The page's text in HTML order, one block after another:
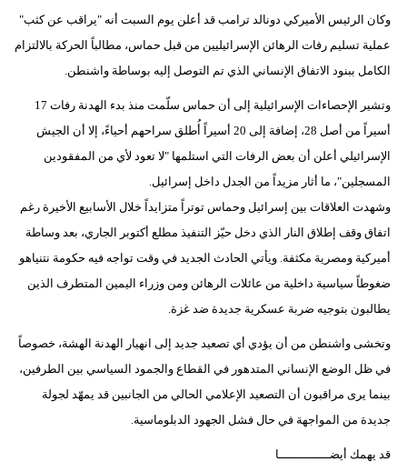
وكان الرئيس الأميركي دونالد ترامب قد أعلن يوم السبت أنه "يراقب عن كثب"
عملية تسليم رفات الرهائن الإسرائيليين من قبل حماس، مطالباً الحركة بالالتزام
الكامل ببنود الاتفاق الإنساني الذي تم التوصل إليه بوساطة واشنطن.
وتشير الإحصاءات الإسرائيلية إلى أن حماس سلّمت منذ بدء الهدنة رفات 17
أسيراً من أصل 28، إضافة إلى 20 أسيراً أُطلق سراحهم أحياءً، إلا أن الجيش
الإسرائيلي أعلن أن بعض الرفات التي استلمها "لا تعود لأي من المفقودين
المسجلين"، ما أثار مزيداً من الجدل داخل إسرائيل.
وشهدت العلاقات بين إسرائيل وحماس توتراً متزايداً خلال الأسابيع الأخيرة رغم
اتفاق وقف إطلاق النار الذي دخل حيّز التنفيذ مطلع أكتوبر الجاري، بعد وساطة
أميركية ومصرية مكثفة. ويأتي الحادث الجديد في وقت تواجه فيه حكومة نتنياهو
ضغوطاً سياسية داخلية من عائلات الرهائن ومن وزراء اليمين المتطرف الذين
يطالبون بتوجيه ضربة عسكرية جديدة ضد غزة.
وتخشى واشنطن من أن يؤدي أي تصعيد جديد إلى انهيار الهدنة الهشة، خصوصاً
في ظل الوضع الإنساني المتدهور في القطاع والجمود السياسي بين الطرفين،
بينما يرى مراقبون أن التصعيد الإعلامي الحالي من الجانبين قد يمهّد لجولة
جديدة من المواجهة في حال فشل الجهود الدبلوماسية.
قد يهمك أيضــــــــــــــا